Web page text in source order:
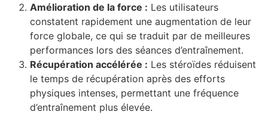
Amélioration de la force : Les utilisateurs
constatent rapidement une augmentation de leur
force globale, ce qui se traduit par de meilleures
performances lors des séances d’entraînement.
Récupération accélérée : Les stéroïdes réduisent
le temps de récupération après des efforts
physiques intenses, permettant une fréquence
d’entraînement plus élevée.